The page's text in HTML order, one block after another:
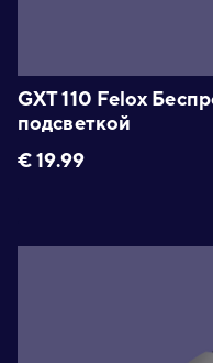
GXT 110 Felox
подсветкой
€19.99